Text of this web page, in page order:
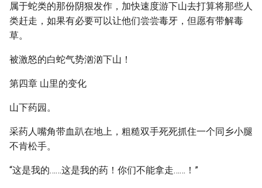
属于蛇类的那份阴狠发作，加快速度游下山去打算将那些人
类赶走，如果有必要可以让他们尝尝毒牙，但愿有带解毒
草。
被激怒的白蛇气势汹汹下山！
第四章 山里的变化
山下药园。
采药人嘴角带血趴在地上，粗糙双手死死抓住一个同乡小腿
不肯松手。
“这是我的……这是我的药！你们不能拿走……！”